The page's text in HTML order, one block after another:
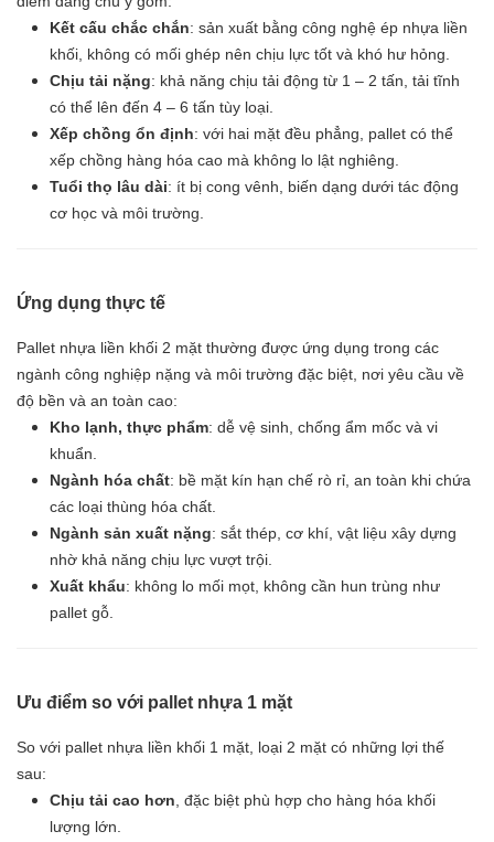
Kết cấu chắc chắn: sản xuất bằng công nghệ ép nhựa liền
khối, không có mối ghép nên chịu lực tốt và khó hư hỏng.
Chịu tải nặng: khả năng chịu tải động từ 1 – 2 tấn, tải tĩnh
có thể lên đến 4 – 6 tấn tùy loại.
Xếp chồng ổn định: với hai mặt đều phẳng, pallet có thể
xếp chồng hàng hóa cao mà không lo lật nghiêng.
Tuổi thọ lâu dài: ít bị cong vênh, biến dạng dưới tác động
cơ học và môi trường.
Ứng dụng thực tế
Pallet nhựa liền khối 2 mặt thường được ứng dụng trong các
ngành công nghiệp nặng và môi trường đặc biệt, nơi yêu cầu về
độ bền và an toàn cao:
Kho lạnh, thực phẩm: dễ vệ sinh, chống ẩm mốc và vi
khuẩn.
Ngành hóa chất: bề mặt kín hạn chế rò rỉ, an toàn khi chứa
các loại thùng hóa chất.
Ngành sản xuất nặng: sắt thép, cơ khí, vật liệu xây dựng
nhờ khả năng chịu lực vượt trội.
Xuất khẩu: không lo mối mọt, không cần hun trùng như
pallet gỗ.
Ưu điểm so với pallet nhựa 1 mặt
So với pallet nhựa liền khối 1 mặt, loại 2 mặt có những lợi thế
sau:
Chịu tải cao hơn , đặc biệt phù hợp cho hàng hóa khối
lượng lớn.